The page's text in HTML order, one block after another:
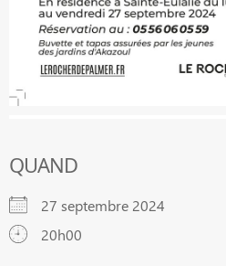
QUAND
27 septembre 2024
20h00